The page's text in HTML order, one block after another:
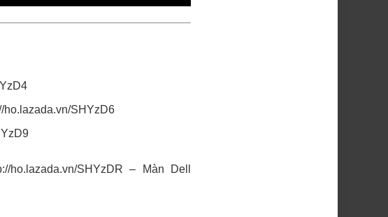
ho.lazada.vn/SHYzD6
ho.lazada.vn/SHYzDR – Màn Dell